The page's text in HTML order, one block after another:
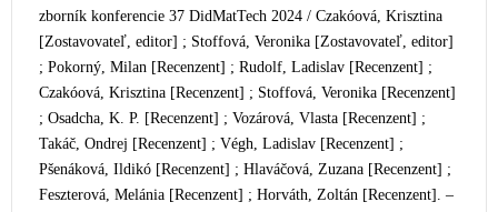
zborník konferencie 37 DidMatTech 2024 / Czakóová, Krisztina
[Zostavovateľ, editor] ; Stoffová, Veronika [Zostavovateľ, editor]
; Pokorný, Milan [Recenzent] ; Rudolf, Ladislav [Recenzent] ;
Czakóová, Krisztina [Recenzent] ; Stoffová, Veronika [Recenzent]
; Osadcha, K. P. [Recenzent] ; Vozárová, Vlasta [Recenzent] ;
Takáč, Ondrej [Recenzent] ; Végh, Ladislav [Recenzent] ;
Pšenáková, Ildikó [Recenzent] ; Hlaváčová, Zuzana [Recenzent] ;
Feszterová, Melánia [Recenzent] ; Horváth, Zoltán [Recenzent]. –